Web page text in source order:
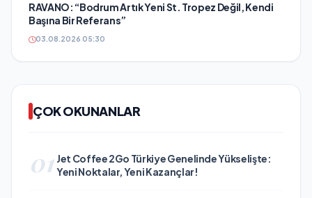
RAVANO: “Bodrum Artık Yeni St. Tropez Değil, Kendi
Başına Bir Referans”
03.08.2026 05:30
ÇOK OKUNANLAR
01 Jet Coffee 2Go Türkiye Genelinde Yükselişte:
Yeni Noktalar, Yeni Kazançlar!